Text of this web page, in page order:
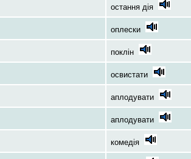
остання дія
оплески
поклін
освистати
аплодувати
аплодувати
комедія